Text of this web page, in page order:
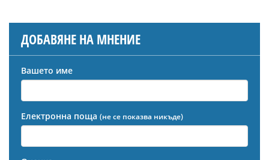
ДОБАВЯНЕ НА МНЕНИЕ
Вашето име
Електронна поща (не се показва никъде)